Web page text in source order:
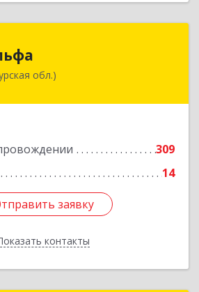
обл.)
309
14
заявку
контакты
обл, Благовещенск г, Зейская
заявку
Назад